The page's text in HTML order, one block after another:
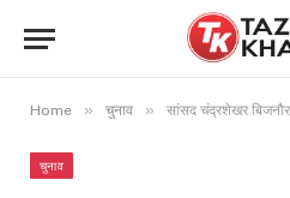
Home » चुनाव » सांसद चंद्रशेखर
चुनाव